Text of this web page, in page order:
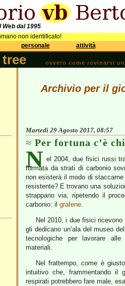
dal 1995
non identificato!
personale attività
tree ovvero come rovinarsi
Archivio per il
Martedì 29 Agosto 2017, 08:57
Per fortuna c’è
N el 2004, due fisici russi
formata da strati di carbonio
non esisterà il modo di
resistente? E trovano una
strappano via, ripetendo il
carbonio: il grafene.
Nel 2010, i due fisici
gli dedicano un’ala del museo
tecnologiche per lavorare alle
materiali.
Nel frattempo, come è
intuitivo che, frammentando il
respirati potrebbero fare male,